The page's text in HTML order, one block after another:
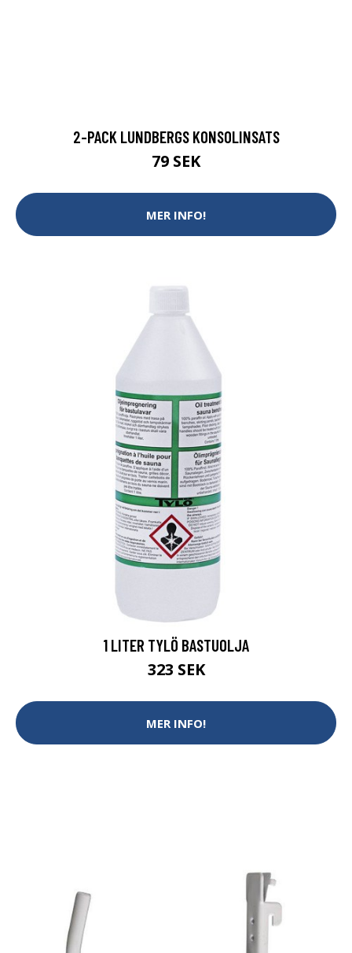
2-PACK LUNDBERGS KONSOLINSATS
79 SEK
MER INFO!
1 LITER TYLÖ BASTUOLJA
323 SEK
MER INFO!